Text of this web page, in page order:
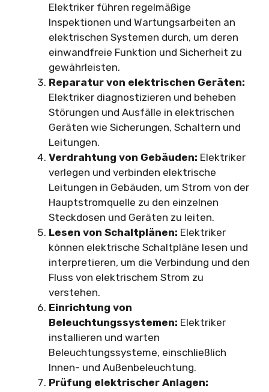
Elektriker führen regelmäßige
Inspektionen und Wartungsarbeiten an
elektrischen Systemen durch, um deren
einwandfreie Funktion und Sicherheit zu
gewährleisten.
Reparatur von elektrischen Geräten:
Elektriker diagnostizieren und beheben
Störungen und Ausfälle in elektrischen
Geräten wie Sicherungen, Schaltern und
Leitungen.
Verdrahtung von Gebäuden: Elektriker
verlegen und verbinden elektrische
Leitungen in Gebäuden, um Strom von der
Hauptstromquelle zu den einzelnen
Steckdosen und Geräten zu leiten.
Lesen von Schaltplänen: Elektriker
können elektrische Schaltpläne lesen und
interpretieren, um die Verbindung und den
Fluss von elektrischem Strom zu
verstehen.
Einrichtung von
Beleuchtungssystemen: Elektriker
installieren und warten
Beleuchtungssysteme, einschließlich
Innen- und Außenbeleuchtung.
Prüfung elektrischer Anlagen: